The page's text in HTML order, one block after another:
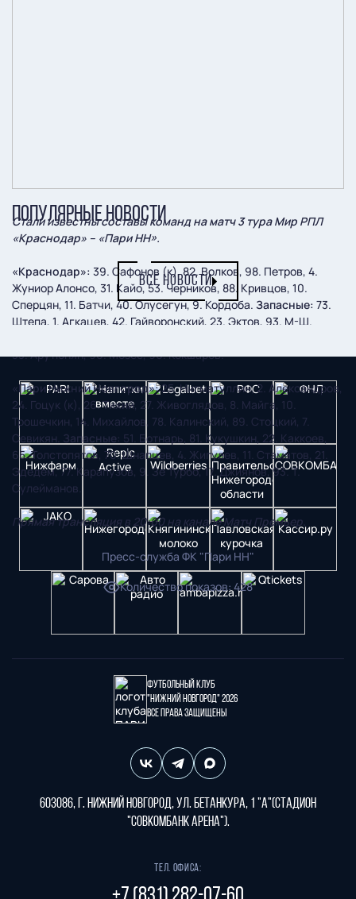
Стали известны составы команд на матч 3 тура Мир РПЛ
«Краснодар» – «Пари НН».
«Краснодар»: 39. Сафонов (к), 82. Волков, 98. Петров, 4.
Жуниор Алонсо, 31. Кайо, 53. Черников, 88. Кривцов, 10.
Сперцян, 11. Батчи, 40. Олусегун, 9. Кордоба. Запасные: 73.
Штепа, 1. Агкацев, 42. Гайворонский, 23. Эктов, 93. М-Ш.
33. Арутюнян, 90. Мозес, 96. Кокшаров.
«Пари Нижний Новгород»:25. Нигматуллин, 2. Александров,
24. Гоцук (к), 26. Тихий, 27. Живоглядов, 8. Майга, 10.
Трошечкин, 14. Михайлов, 78. Калинский, 89. Стоцкий, 7.
Севикян. Запасные: 51. Ботнарь, 81. Кукушкин, 22. Каккоев,
65. Толстопятов, 70. Шнапцев, 4. Жигулев, 11. Стаматов, 21.
Эдедем, 77. Карапузов, 9. Зе Турбо, 17. Джиянов, 93. Т.
Сулейманов.
Прямая трансляция в 20:00 на канале Матч Премьер.
Пресс-служба ФК "Пари НН"
Количество показов:428
ПОПУЛЯРНЫЕ НОВОСТИ
ВСЕ НОВОСТИ
Футбольный клуб
"Нижний Новгород" 2026
Все права защищены
603086, г. Нижний Новгород, ул. Бетанкура, 1 "А"(стадион
"СОВКОМБАНК АРЕНА").
Тел. офиса: